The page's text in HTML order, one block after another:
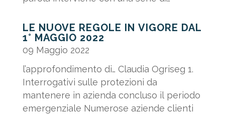
LE NUOVE REGOLE IN VIGORE DAL
1° MAGGIO 2022
09 Maggio 2022
l’approfondimento di… Claudia Ogriseg 1.
Interrogativi sulle protezioni da
mantenere in azienda concluso il periodo
emergenziale Numerose aziende clienti